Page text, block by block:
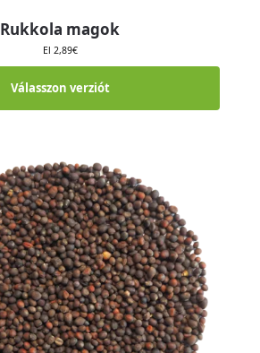
Rukkola magok
El 2,89€
Válasszon verziót